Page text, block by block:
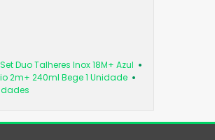
Duo Talheres Inox 18M+ Azul
2m+ 240ml Bege 1 Unidade